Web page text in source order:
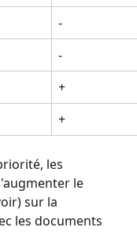
-
-
+
+
les
le
sur la
les documents